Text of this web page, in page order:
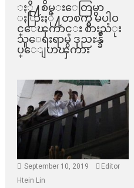
ႏို႔စိမ္းေတြမွာ
ႏြားႏို႔တစက္မွ မပါဝ
င္ေၾကာင္း စားသံုး
သူေရးရာမွ ဒုညႊန္ခ်ဳ
ပ္ေျပာၾကား
September 10, 2019
Editor
Htein Lin